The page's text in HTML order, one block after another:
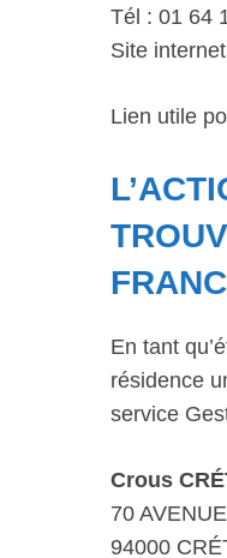
Tél : 01 64
Site
Lien utile
En tant
résidence
service
Crous
70
94000